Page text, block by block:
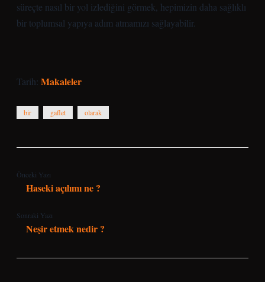
süreçte nasıl bir yol izlediğini görmek, hepimizin daha sağlıklı
bir toplumsal yapıya adım atmamızı sağlayabilir.
Tarih: Makaleler
bir gaflet olarak
Önceki Yazı
Haseki açılımı ne ?
Sonraki Yazı
Neşir etmek nedir ?